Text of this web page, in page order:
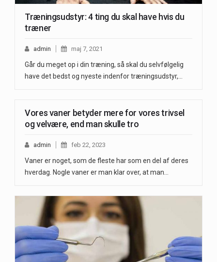
Træningsudstyr: 4 ting du skal have hvis du
træner
admin maj 7, 2021
Går du meget op i din træning, så skal du selvfølgelig
have det bedst og nyeste indenfor træningsudstyr,…
Vores vaner betyder mere for vores trivsel
og velvære, end man skulle tro
admin feb 22, 2023
Vaner er noget, som de fleste har som en del af deres
hverdag. Nogle vaner er man klar over, at man…